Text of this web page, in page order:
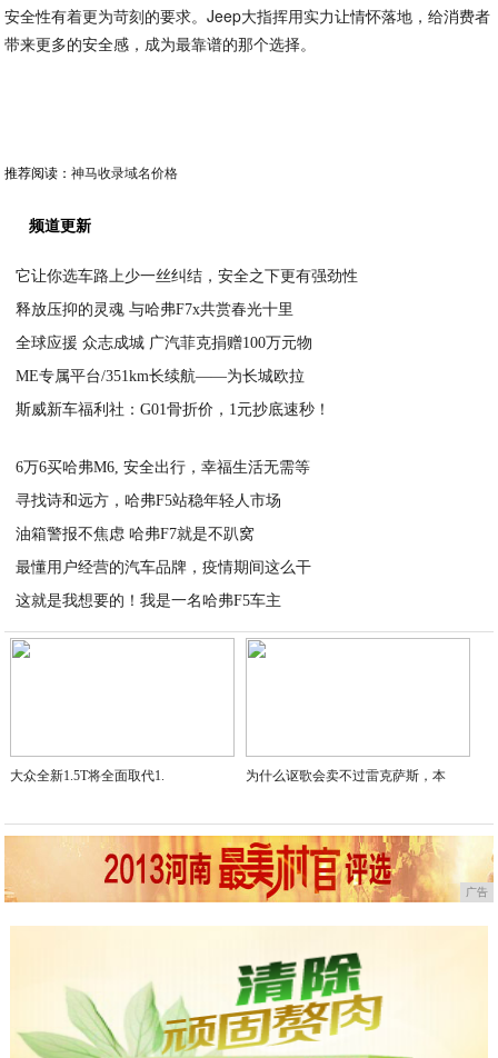
安全性有着更为苛刻的要求。Jeep大指挥用实力让情怀落地，给消费者
带来更多的安全感，成为最靠谱的那个选择。
推荐阅读：神马收录域名价格
频道更新
它让你选车路上少一丝纠结，安全之下更有强劲性
释放压抑的灵魂 与哈弗F7x共赏春光十里
全球应援 众志成城 广汽菲克捐赠100万元物
ME专属平台/351km长续航——为长城欧拉
斯威新车福利社：G01骨折价，1元抄底速秒！
6万6买哈弗M6, 安全出行，幸福生活无需等
寻找诗和远方，哈弗F5站稳年轻人市场
油箱警报不焦虑 哈弗F7就是不趴窝
最懂用户经营的汽车品牌，疫情期间这么干
这就是我想要的！我是一名哈弗F5车主
2020-03-24
大众全新1.5T将全面取代1. 为什么讴歌会卖不过雷克萨斯，本
广告